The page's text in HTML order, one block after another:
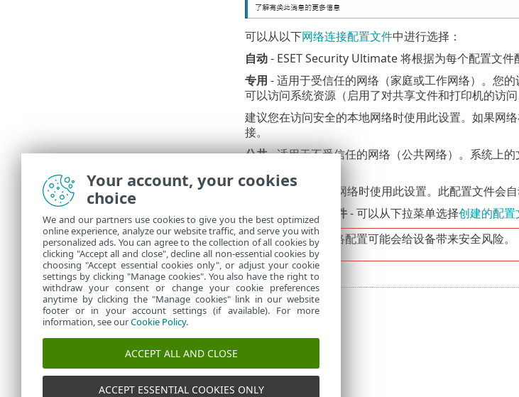
可以从以下网络连接配置文件中进行选择：
自动- ESET Security Ultimate 将根据为每个配置文件
专用 - 适用于受信任的网络（家庭或工作网络）。您
可以访问系统资源（启用了对共享文件和打印机的访
建议您在访问安全的本地网络时使用此设置。如果网
接。
公共- 适用于不受信任的网络（公共网络）。系统上
建议您在访问无线网络时使用此设置。此配置文件会
用户定义的配置文件- 可以从下拉菜单选择创建的配置
不正确的网络配置可能会给设备带来安全风险。
Your account, your cookies
choice
We and our partners use cookies to give you the best optimized
online experience, analyze our website traffic, and serve you with
personalized ads. You can agree to the collection of all cookies by
clicking "Accept all and close", decline all non-essential cookies by
choosing "Accept essential cookies only", or adjust your cookie
settings by clicking "Manage cookies". You also have the right to
withdraw your consent or change your cookie preferences
anytime by clicking the "Manage cookies" link in our website
footer or in your account settings (if available). For more
information, see ourCookie Policy.
ACCEPT ALL AND CLOSE
ACCEPT ESSENTIAL COOKIES ONLY